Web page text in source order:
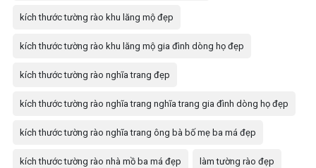
kích thước tường rào khu lăng mộ đẹp
kích thước tường rào khu lăng mộ gia đình dòng họ đẹp
kích thước tường rào nghĩa trang đẹp
kích thước tường rào nghĩa trang nghĩa trang gia đình dòng họ đẹp
kích thước tường rào nghĩa trang ông bà bố mẹ ba má đẹp
kích thước tường rào nhà mồ ba má đẹp làm tường rào đẹp